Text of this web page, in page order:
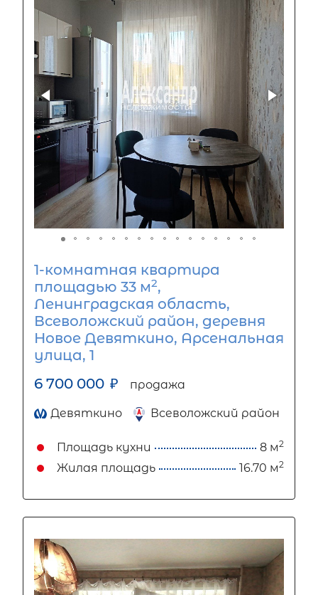
1-комнатная квартира
площадью 33 м2,
Ленинградская область,
Всеволожский район, деревня
Новое Девяткино, Арсенальная
улица, 1
6 700 000 ₽ продажа
Девяткино Всеволожский район
Площадь кухни 8 м2
Жилая площадь 16.70 м2